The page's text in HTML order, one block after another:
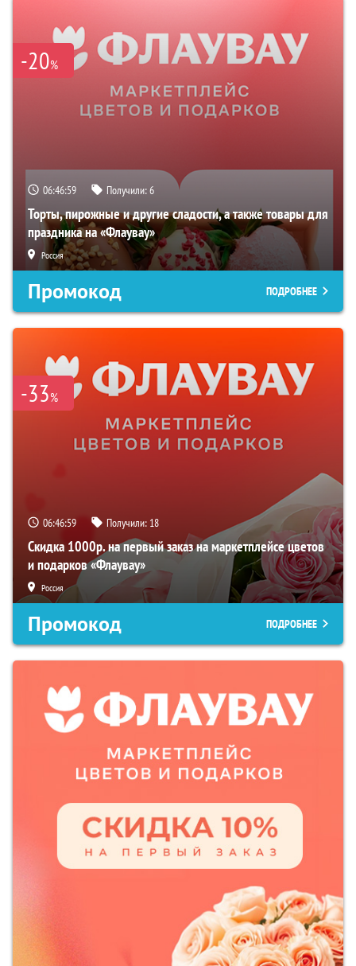
-20%
06:46:58 Получили:6
Торты, пирожные и другие сладости, а также товары для
праздника на «Флаувау»
Россия
Промокод ПОДРОБНЕЕ
-33%
06:46:58 Получили: 18
Скидка 1000р. на первый заказ на маркетплейсе цветов
и подарков «Флаувау»
Россия
Промокод ПОДРОБНЕЕ